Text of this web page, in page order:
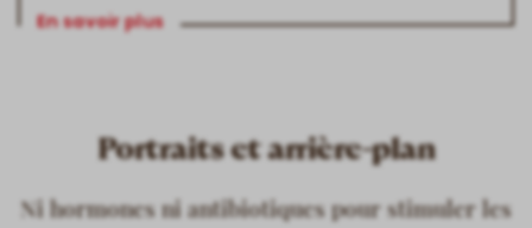
En savoir plus
Portraits et arrière-plan
Ni hormones ni antibiotiques pour stimuler les